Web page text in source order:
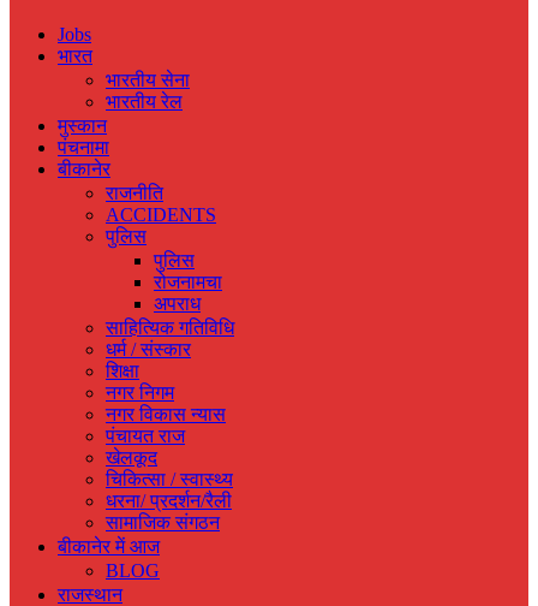
Jobs
भारत
भारतीय सेना
भारतीय रेल
मुस्‍कान
पंचनामा
बीकानेर
राजनीति
ACCIDENTS
पुलिस
पुलिस
रोजनामचा
अपराध
साहित्यिक गतिविधि
धर्म / संस्‍कार
शिक्षा
नगर निगम
नगर विकास न्‍यास
पंचायत राज
खेलकूद
चिकित्‍सा / स्‍वास्‍थ्‍य
धरना/ प्रदर्शन/रैली
सामाजिक संगठन
बीकानेर में आज
BLOG
राजस्‍थान